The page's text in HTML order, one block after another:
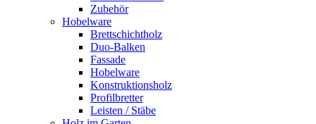
Zubehör
Hobelware
Brettschichtholz
Duo-Balken
Fassade
Hobelware
Konstruktionsholz
Profilbretter
Leisten / Stäbe